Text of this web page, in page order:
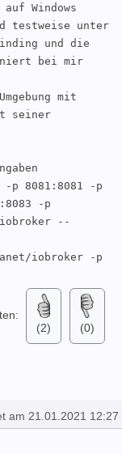
Windows
testweise unter
und die
bei mir
mit
seiner
-p 8081:8081 -p
-p
--
iobroker -p
starten,
da die Daten
vom Container
gespeichert
backitup-
(2)
(0)
am 21.01.2021 12:27